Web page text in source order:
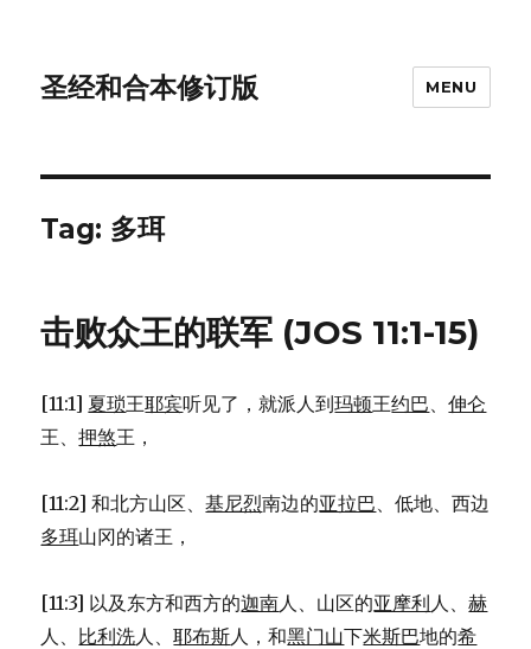
圣经和合本修订版 MENU
Tag: 多珥
击败众王的联军 (JOS 11:1-15)
[11:1] 夏琐王耶宾听见了，就派人到玛顿王约巴、伸仑
王、押煞王，
[11:2] 和北方山区、基尼烈南边的亚拉巴、低地、西边
多珥山冈的诸王，
[11:3] 以及东方和西方的迦南人、山区的亚摩利人、赫
人、 比利洗人、耶布斯人，和黑门山下米斯巴地的希